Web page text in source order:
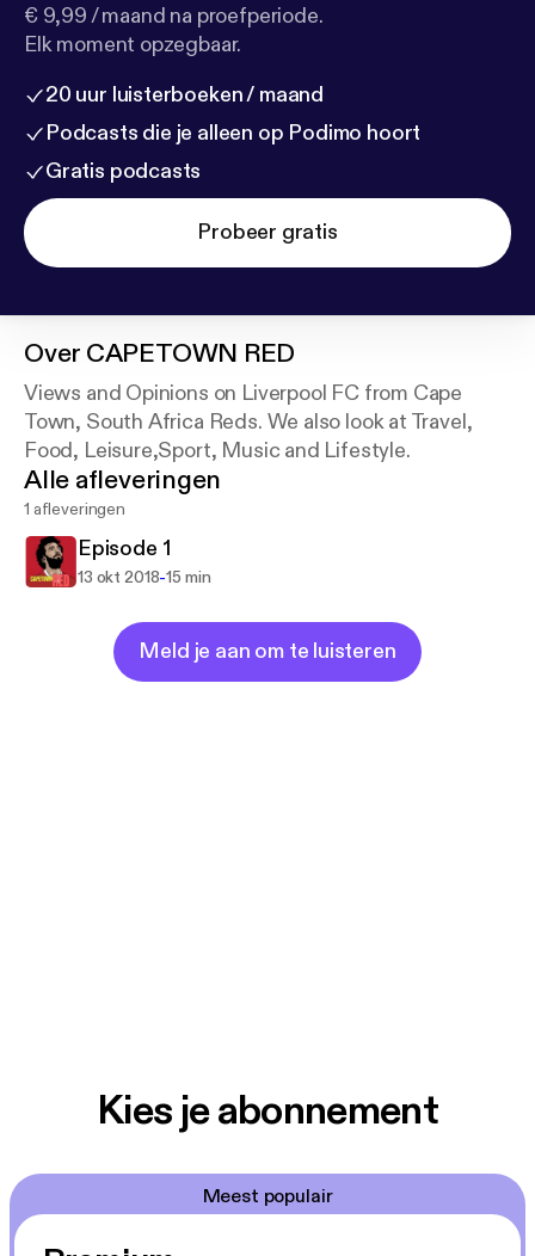
€ 9,99 / maand na proefperiode.
Elk moment opzegbaar.
20 uur luisterboeken / maand
Podcasts die je alleen op Podimo hoort
Gratis podcasts
Probeer gratis
Over CAPETOWN RED
Views and Opinions on Liverpool FC from Cape
Town, South Africa Reds. We also look at Travel,
Food, Leisure,Sport, Music and Lifestyle.
Alle afleveringen
1 afleveringen
Episode 1
13 okt 2018-15 min
Meld je aan om te luisteren
Kies je abonnement
Meest populair